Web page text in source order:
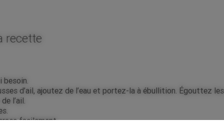
recette
d’ail, ajoutez de l’eau et portez-la à ébullition. Égouttez
l’ail.
facilement.